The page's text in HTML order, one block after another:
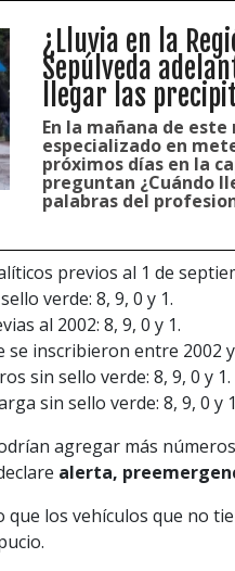
¿Lluvia en la
Sepúlveda
llegar las
En la mañana de
especializado en
próximos días en la
preguntan ¿Cuándo
palabras del
previos al 1 de
verde: 8, 9, 0 y 1.
al 2002: 8, 9, 0 y 1.
se inscribieron entre 2002 y
sin sello verde: 8, 9, 0 y 1.
sin sello verde: 8, 9, 0 y
agregar más
alerta,
que los vehículos que no